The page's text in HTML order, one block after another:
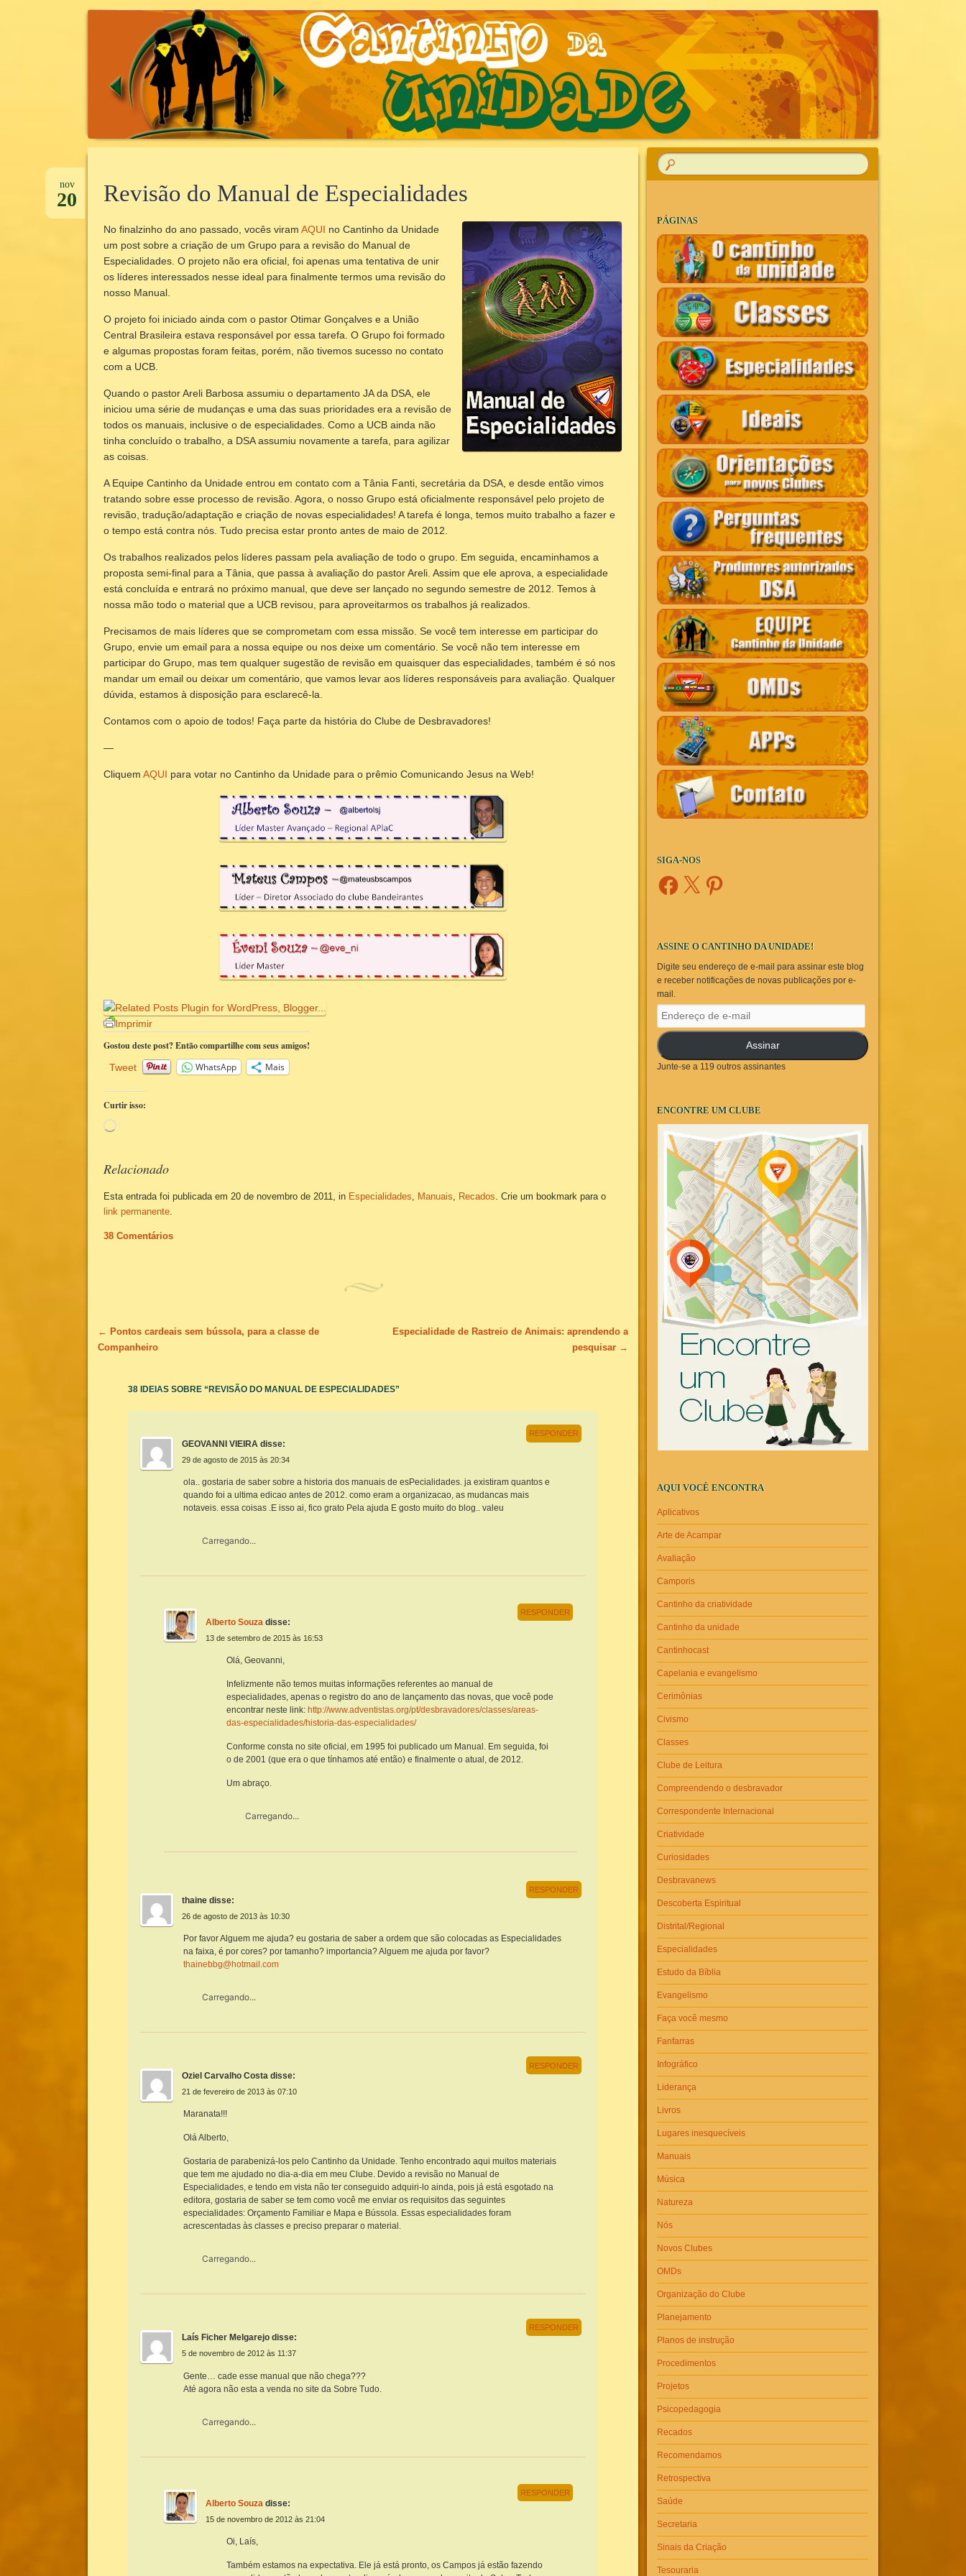
CANTINHODAUNIDADE.COM.BR
CANTINHO DA UNIDADE
Revisão do Manual de Especialidades
nov
20
No finalzinho do ano passado, vocês viramAQUI no Cantinho da Unidade
um post sobre a criação de um Grupo para a revisão do Manual de
Especialidades. O projeto não era oficial, foi apenas uma tentativa de unir
os líderes interessados nesse ideal para finalmente termos uma revisão do
nosso Manual.
O projeto foi iniciado ainda com o pastor Otimar Gonçalves e a União
Central Brasileira estava responsável por essa tarefa. O Grupo foi formado
e algumas propostas foram feitas, porém, não tivemos sucesso no contato
com a UCB.
Quando o pastor Areli Barbosa assumiu o departamento JA da DSA, ele
iniciou uma série de mudanças e uma das suas prioridades era a revisão de
todos os manuais, inclusive o de especialidades. Como a UCB ainda não
tinha concluído o trabalho, a DSA assumiu novamente a tarefa, para agilizar
as coisas.
A Equipe Cantinho da Unidade entrou em contato com a Tânia Fanti, secretária da DSA, e desde então vimos
tratando sobre esse processo de revisão. Agora, o nosso Grupo está oficialmente responsável pelo projeto de
revisão, tradução/adaptação e criação de novas especialidades! A tarefa é longa, temos muito trabalho a fazer e
o tempo está contra nós. Tudo precisa estar pronto antes de maio de 2012.
Os trabalhos realizados pelos líderes passam pela avaliação de todo o grupo. Em seguida, encaminhamos a
proposta semi-final para a Tânia, que passa à avaliação do pastor Areli. Assim que ele aprova, a especialidade
está concluída e entrará no próximo manual, que deve ser lançado no segundo semestre de 2012. Temos à
nossa mão todo o material que a UCB revisou, para aproveitarmos os trabalhos já realizados.
Precisamos de mais líderes que se comprometam com essa missão. Se você tem interesse em participar do
Grupo, envie um email para a nossa equipe ou nos deixe um comentário. Se você não tem interesse em
participar do Grupo, mas tem qualquer sugestão de revisão em quaisquer das especialidades, também é só nos
mandar um email ou deixar um comentário, que vamos levar aos líderes responsáveis para avaliação. Qualquer
dúvida, estamos à disposição para esclarecê-la.
Contamos com o apoio de todos! Faça parte da história do Clube de Desbravadores!
—
CliquemAQUI para votar no Cantinho da Unidade para o prêmio Comunicando Jesus na Web!
Imprimir
Gostou deste post? Então compartilhe com seus amigos!
Tweet WhatsApp Mais
Curtir isso:
Carregando...
Relacionado
Esta entrada foi publicada em 20 de novembro de 2011, in Especialidades Manuais Recados . Crie um bookmark para o
link permanente
38 Comentários
Navegação de posts
← Pontos cardeais sem bússola, para a classe de
Companheiro
Especialidade de Rastreio de Animais: aprendendo a
pesquisar →
38 IDEIAS SOBRE “REVISÃO DO MANUAL DE ESPECIALIDADES”
GEOVANNI VIEIRA disse:
29 de agosto de 2015 às 20:34
ola.. gostaria de saber sobre a historia dos manuais de esPecialidades. ja existiram quantos e
quando foi a ultima edicao antes de 2012. como eram a organizacao, as mudancas mais
notaveis. essa coisas .E isso ai, fico grato Pela ajuda E gosto muito do blog.. valeu
Carregando...
RESPONDER
Alberto Souza disse:
13 de setembro de 2015 às 16:53
Olá, Geovanni,
Infelizmente não temos muitas informações referentes ao manual de
especialidades, apenas o registro do ano de lançamento das novas, que você pode
encontrar neste link: http://www.adventistas.org/pt/desbravadores/classes/areas-
das-especialidades/historia-das-especialidades/
Conforme consta no site oficial, em 1995 foi publicado um Manual. Em seguida, foi
o de 2001 (que era o que tínhamos até então) e finalmente o atual, de 2012.
Um abraço.
Carregando...
RESPONDER
thaine disse:
26 de agosto de 2013 às 10:30
Por favor Alguem me ajuda? eu gostaria de saber a ordem que são colocadas as Especialidades
na faixa, é por cores? por tamanho? importancia? Alguem me ajuda por favor?
thainebbg@hotmail.com
Carregando...
RESPONDER
Oziel Carvalho Costa disse:
21 de fevereiro de 2013 às 07:10
Maranata!!!
Olá Alberto,
Gostaria de parabenizá-los pelo Cantinho da Unidade. Tenho encontrado aqui muitos materiais
que tem me ajudado no dia-a-dia em meu Clube. Devido a revisão no Manual de
Especialidades, e tendo em vista não ter conseguido adquiri-lo ainda, pois já está esgotado na
editora, gostaria de saber se tem como você me enviar os requisitos das seguintes
especialidades: Orçamento Familiar e Mapa e Bússola. Essas especialidades foram
acrescentadas às classes e preciso preparar o material.
Carregando...
RESPONDER
Laís Ficher Melgarejo disse:
5 de novembro de 2012 às 11:37
Gente… cade esse manual que não chega???
Até agora não esta a venda no site da Sobre Tudo.
Carregando...
RESPONDER
Alberto Souza disse:
15 de novembro de 2012 às 21:04
Oi, Laís,
Também estamos na expectativa. Ele já está pronto, os Campos já estão fazendo
RESPONDER
PÁGINAS
SIGA-NOS
Facebook
X Pinterest
ASSINE O CANTINHO DA UNIDADE!
Digite seu endereço de e-mail para assinar este blog
e receber notificações de novas publicações por e-
mail.
Endereço
de
e-
mail
Assinar
Junte-se a 119 outros assinantes
ENCONTRE UM CLUBE
AQUI VOCÊ ENCONTRA
Aplicativos
Arte de Acampar
Avaliação
Camporis
Cantinho da criatividade
Cantinho da unidade
Cantinhocast
Capelania e evangelismo
Cerimônias
Civismo
Classes
Clube de Leitura
Compreendendo o desbravador
Correspondente Internacional
Criatividade
Curiosidades
Desbravanews
Descoberta Espiritual
Distrital/Regional
Especialidades
Estudo da Bíblia
Evangelismo
Faça você mesmo
Fanfarras
Infográfico
Liderança
Livros
Lugares inesquecíveis
Manuais
Música
Natureza
Nós
Novos Clubes
OMDs
Organização do Clube
Planejamento
Planos de instrução
Procedimentos
Projetos
Psicopedagogia
Recados
Recomendamos
Retrospectiva
Saúde
Secretaria
Sinais da Criação
Tesouraria